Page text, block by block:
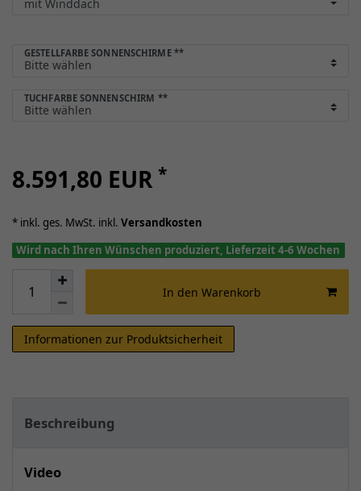
GESTELLFARBE SONNENSCHIRME **
TUCHFARBE SONNENSCHIRM **
8.591,80 EUR *
* inkl. ges. MwSt. inkl. Versandkosten
Wird nach Ihren Wünschen produziert, Lieferzeit 4-6 Wochen
In den Warenkorb
Informationen zur Produktsicherheit
Beschreibung
Video